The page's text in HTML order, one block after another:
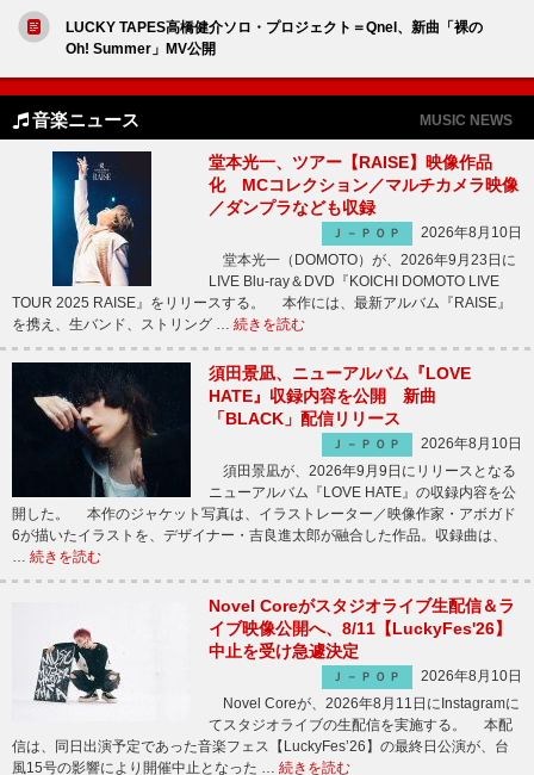
LUCKY TAPES高橋健介ソロ・プロジェクト＝Qnel、新曲「裸の
Oh! Summer」MV公開
音楽ニュース MUSIC NEWS
堂本光一、ツアー【RAISE】映像作品
化 MCコレクション／マルチカメラ映像
／ダンプラなども収録
Ｊ－ＰＯＰ
2026年8月10日
堂本光一（DOMOTO）が、2026年9月23日に
LIVE Blu-ray＆DVD『KOICHI DOMOTO LIVE
TOUR 2025 RAISE』をリリースする。 本作には、最新アルバム『RAISE』
を携え、生バンド、ストリング … 続きを読む
須田景凪、ニューアルバム『LOVE
HATE』収録内容を公開 新曲
「BLACK」配信リリース
Ｊ－ＰＯＰ
2026年8月10日
須田景凪が、2026年9月9日にリリースとなる
ニューアルバム『LOVE HATE』の収録内容を公
開した。 本作のジャケット写真は、イラストレーター／映像作家・アボガド
6が描いたイラストを、デザイナー・吉良進太郎が融合した作品。収録曲は、
… 続きを読む
Novel Coreがスタジオライブ生配信＆ラ
イブ映像公開へ、8/11【LuckyFes'26】
中止を受け急遽決定
Ｊ－ＰＯＰ
2026年8月10日
Novel Coreが、2026年8月11日にInstagramに
てスタジオライブの生配信を実施する。 本配
信は、同日出演予定であった音楽フェス【LuckyFes’26】の最終日公演が、台
風15号の影響により開催中止となった … 続きを読む